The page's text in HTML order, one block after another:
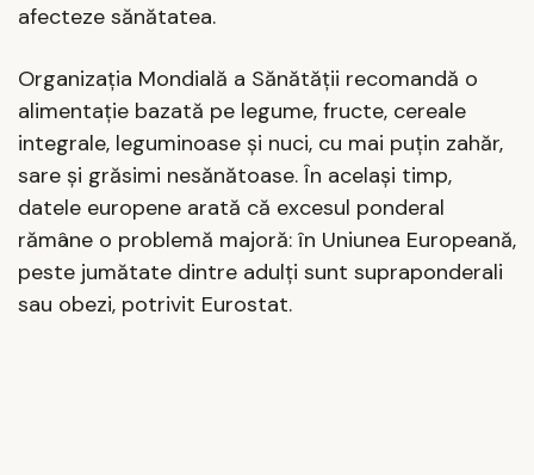
afecteze sănătatea.
Organizația Mondială a Sănătății recomandă o
alimentație bazată pe legume, fructe, cereale
integrale, leguminoase și nuci, cu mai puțin zahăr,
sare și grăsimi nesănătoase. În același timp,
datele europene arată că excesul ponderal
rămâne o problemă majoră: în Uniunea Europeană,
peste jumătate dintre adulți sunt supraponderali
sau obezi, potrivit Eurostat.